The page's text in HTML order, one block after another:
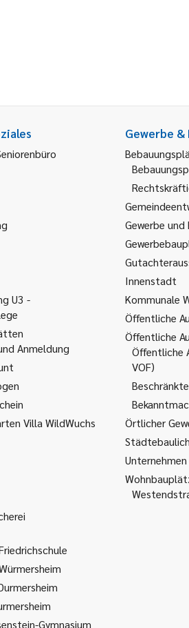
U3 -
Anmeldung
Villa WildWuchs
Gymnasium
Gewerbe &
Gewerbe und
Innenstadt
Kommunale
Öffentliche
Öffentliche
Öffentliche
VOF)
Örtlicher
Unternehmen